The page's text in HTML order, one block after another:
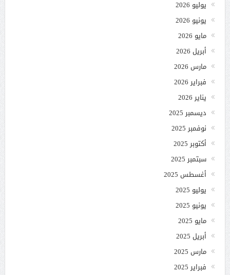
يوليو 2026
يونيو 2026
مايو 2026
أبريل 2026
مارس 2026
فبراير 2026
يناير 2026
ديسمبر 2025
نوفمبر 2025
أكتوبر 2025
سبتمبر 2025
أغسطس 2025
يوليو 2025
يونيو 2025
مايو 2025
أبريل 2025
مارس 2025
فبراير 2025